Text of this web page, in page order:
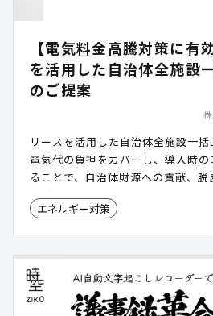
【電気料金高騰対策に有
を活用した自治体全施設
のご提案
リースを活用した自治体全施設一括
電気代の負担をカバーし、導入時の
ることで、自治体財源への貢献、脱
ながります。
エネルギー対策